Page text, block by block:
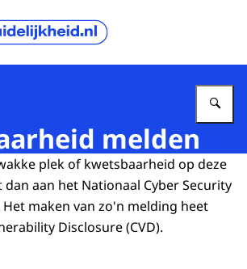
melden
plek of kwetsbaarheid op deze
aan het Nationaal Cyber Security
Het maken van zo'n melding heet
Disclosure(CVD).